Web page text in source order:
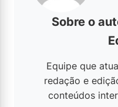
Sobre o
Equipe que
redação e
conteúdos